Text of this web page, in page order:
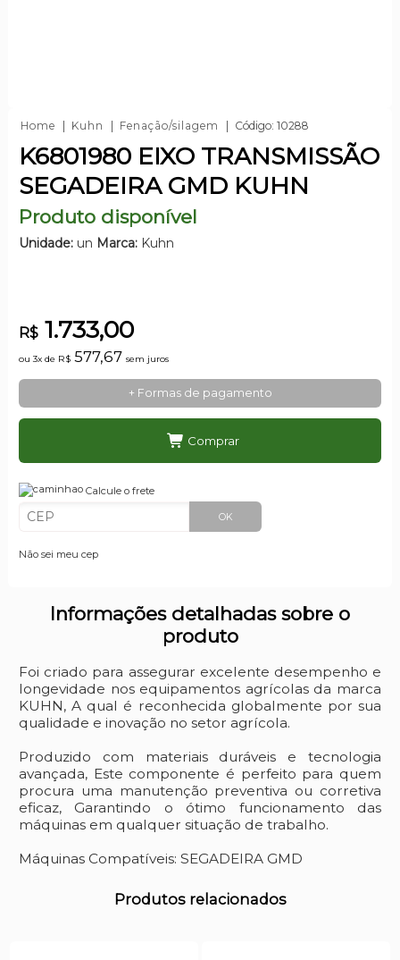
Home Kuhn Fenação/silagem Código: 10288
K6801980 EIXO TRANSMISSÃO
SEGADEIRA GMD KUHN
Produto disponível
Unidade:un Marca:Kuhn
R$1.733,00
ou 3x de R$577,67 sem juros
+ Formas de pagamento
Comprar
Calcule o frete
OK
Não sei meu cep
Informações detalhadas sobre o
produto
Foi criado para assegurar excelente desempenho e
longevidade nos equipamentos agrícolas da marca
KUHN, A qual é reconhecida globalmente por sua
qualidade e inovação no setor agrícola.
Produzido com materiais duráveis e tecnologia
avançada, Este componente é perfeito para quem
procura uma manutenção preventiva ou corretiva
eficaz, Garantindo o ótimo funcionamento das
máquinas em qualquer situação de trabalho.
Máquinas Compatíveis: SEGADEIRA GMD
Produtos relacionados